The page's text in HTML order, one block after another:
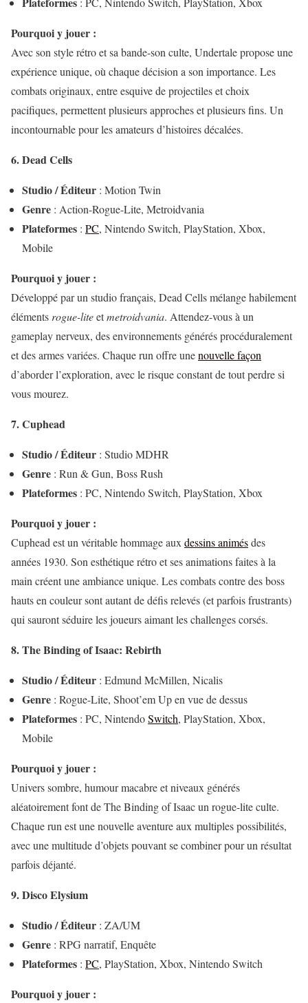
Pourquoi y jouer :
Avec son style rétro et sa bande-son culte, Undertale propose une
expérience unique, où chaque décision a son importance. Les
combats originaux, entre esquive de projectiles et choix
pacifiques, permettent plusieurs approches et plusieurs fins. Un
incontournable pour les amateurs d’histoires décalées.
6. Dead Cells
Studio / Éditeur : Motion Twin
Genre : Action-Rogue-Lite, Metroidvania
Plateformes : PC, Nintendo Switch, PlayStation, Xbox,
Mobile
Pourquoi y jouer :
Développé par un studio français, Dead Cells mélange habilement
éléments rogue-liteetmetroidvania. Attendez-vous à un
gameplay nerveux, des environnements générés procéduralement
et des armes variées. Chaque run offre unenouvelle façon
d’aborder l’exploration, avec le risque constant de tout perdre si
vous mourez.
7. Cuphead
Studio / Éditeur : Studio MDHR
Genre : Run & Gun, Boss Rush
Plateformes : PC, Nintendo Switch, PlayStation, Xbox
Pourquoi y jouer :
Cuphead est un véritable hommage aux dessins animésdes
années 1930. Son esthétique rétro et ses animations faites à la
main créent une ambiance unique. Les combats contre des boss
hauts en couleur sont autant de défis relevés (et parfois frustrants)
qui sauront séduire les joueurs aimant les challenges corsés.
8. The Binding of Isaac: Rebirth
Studio / Éditeur : Edmund McMillen, Nicalis
Genre : Rogue-Lite, Shoot’em Up en vue de dessus
Plateformes : PC, NintendoSwitch, PlayStation, Xbox,
Mobile
Pourquoi y jouer :
Univers sombre, humour macabre et niveaux générés
aléatoirement font de The Binding of Isaac un rogue-lite culte.
Chaque run est une nouvelle aventure aux multiples possibilités,
avec une multitude d’objets pouvant se combiner pour un résultat
parfois déjanté.
9. Disco Elysium
Studio / Éditeur : ZA/UM
Genre : RPG narratif, Enquête
Plateformes : PC, PlayStation, Xbox, Nintendo Switch
Pourquoi y jouer :